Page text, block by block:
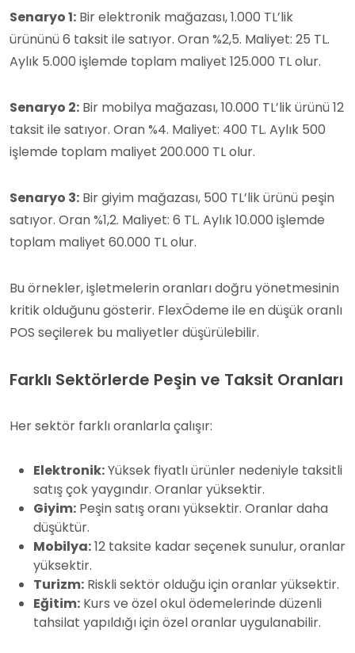
Senaryo 1: Bir elektronik mağazası, 1.000 TL’lik
ürününü 6 taksit ile satıyor. Oran %2,5. Maliyet: 25 TL.
Aylık 5.000 işlemde toplam maliyet 125.000 TL olur.
Senaryo 2: Bir mobilya mağazası, 10.000 TL’lik ürünü 12
taksit ile satıyor. Oran %4. Maliyet: 400 TL. Aylık 500
işlemde toplam maliyet 200.000 TL olur.
Senaryo 3: Bir giyim mağazası, 500 TL’lik ürünü peşin
satıyor. Oran %1,2. Maliyet: 6 TL. Aylık 10.000 işlemde
toplam maliyet 60.000 TL olur.
Bu örnekler, işletmelerin oranları doğru yönetmesinin
kritik olduğunu gösterir. FlexÖdeme ile en düşük oranlı
POS seçilerek bu maliyetler düşürülebilir.
Farklı Sektörlerde Peşin ve Taksit Oranları
Her sektör farklı oranlarla çalışır:
Elektronik:Yüksek fiyatlı ürünler nedeniyle taksitli
satış çok yaygındır. Oranlar yüksektir.
Giyim: Peşin satış oranı yüksektir. Oranlar daha
düşüktür.
Mobilya:12 taksite kadar seçenek sunulur, oranlar
yüksektir.
Turizm: Riskli sektör olduğu için oranlar yüksektir.
Eğitim: Kurs ve özel okul ödemelerinde düzenli
tahsilat yapıldığı için özel oranlar uygulanabilir.